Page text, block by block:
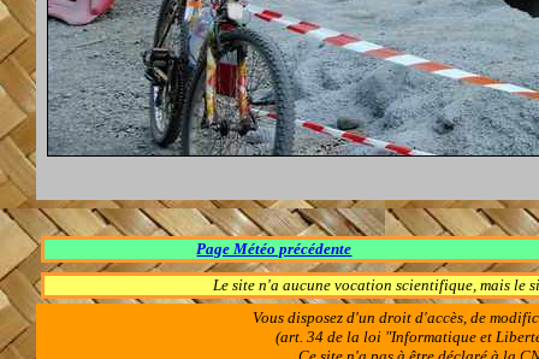
Page Météo précédente
Le site n'a aucune vocation scientifique, mais le
Vous disposez d'un droit d'accès, de
(art. 34 de la loi "Informatique et